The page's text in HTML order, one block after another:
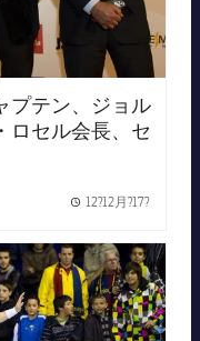
プテン、ジョル
ロセル会長、セ
12?12月?17?
club badge